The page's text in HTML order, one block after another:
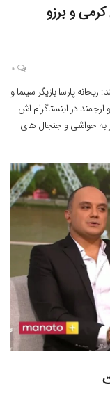
و برزو
0
پارسا بازیگر سینما و
ارجمند در اینستاگرام اش
به حواشی و جنجال های